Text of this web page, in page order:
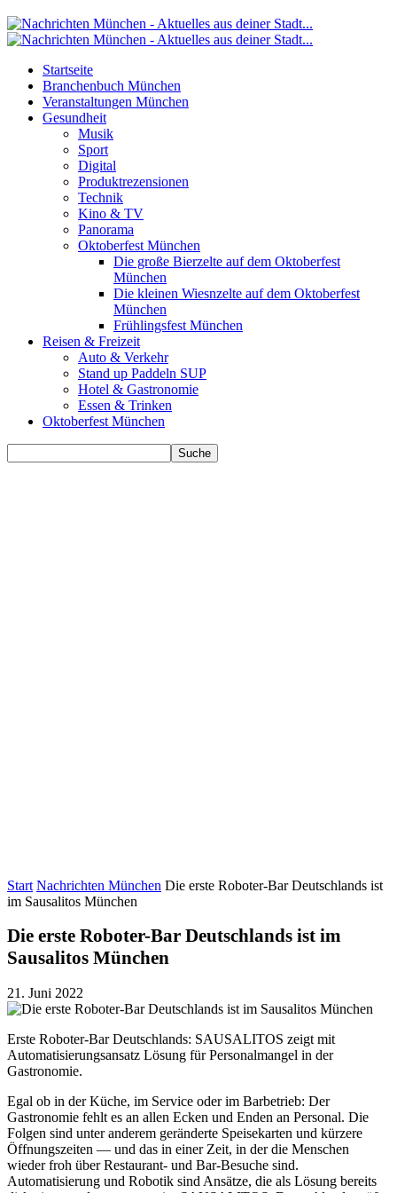
Startseite
Branchenbuch München
Veranstaltungen München
Gesundheit
Musik
Sport
Digital
Produktrezensionen
Technik
Kino & TV
Panorama
Oktoberfest München
Die große Bierzelte auf dem Oktoberfest
München
Die kleinen Wiesnzelte auf dem Oktoberfest
München
Frühlingsfest München
Reisen & Freizeit
Auto & Verkehr
Stand up Paddeln SUP
Hotel & Gastronomie
Essen & Trinken
Oktoberfest München
Start Nachrichten München Die erste Roboter-Bar Deutschlands ist
im Sausalitos München
Die erste Roboter-Bar Deutschlands ist im
Sausalitos München
21. Juni 2022
Erste Roboter-Bar Deutschlands: SAUSALITOS zeigt mit
Automatisierungsansatz Lösung für Personalmangel in der
Gastronomie.
Egal ob in der Küche, im Service oder im Barbetrieb: Der
Gastronomie fehlt es an allen Ecken und Enden an Personal. Die
Folgen sind unter anderem geränderte Speisekarten und kürzere
Öffnungszeiten — und das in einer Zeit, in der die Menschen
wieder froh über Restaurant- und Bar-Besuche sind.
Automatisierung und Robotik sind Ansätze, die als Lösung bereits